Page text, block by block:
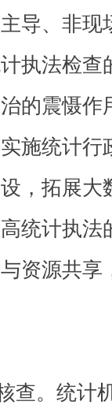
导、非
执法检
的震慑
施统计
，拓展
统计执
资源共享
。统计